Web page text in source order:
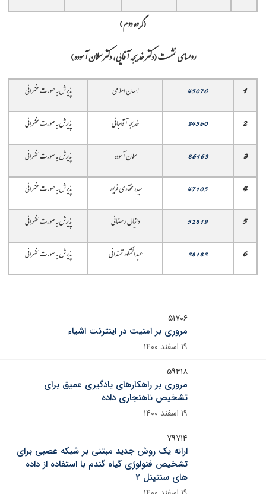
(گروه دوم)
روئسای نشست (دکتر خدیجه آقایی، دکتر سلمان آسوده)
1
45076 احسان اسلامی پذیرش به صورت سخنرانی
2
34560 خدیجه آقاجانی پذیرش به صورت سخنرانی
3
86163 سلمان آسوده پذیرش به صورت سخنرانی
4
47105 حیدر مختاری فریور پذیرش به صورت سخنرانی
5
52819 دانیال رمضانی پذیرش به صورت سخنرانی
6
38183 عبدالشکور تمندانی پذیرش به صورت سخنرانی
۵۱۷۰۶
مروری بر امنیت در اینترنت اشیاء
۱۹ اسفند ۱۴۰۰
۵۹۴۱۸
مروری بر راهکارهای یادگیری عمیق برای
تشخیص ناهنجاری داده
۱۹ اسفند ۱۴۰۰
۷۹۷۱۴
ارائه یک روش جدید مبتنی بر شبکه عصبی برای
تشخیص فنولوژی گیاه گندم با استفاده از داده
های سنتینل ۲